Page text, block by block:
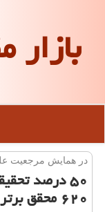
بازار
در همایش مرجعیت
۵۰ درصد
۶۲۰ محقق برتر